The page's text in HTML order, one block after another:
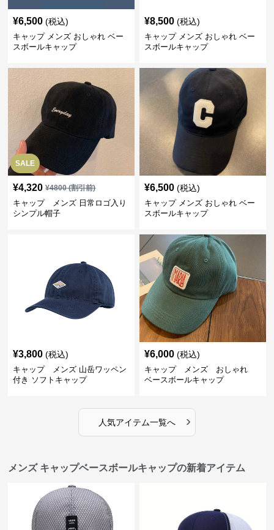
¥6,500 (税込)
キャップ メンズ おしゃれ ベー
スボールキャップ
¥8,500 (税込)
キャップ メンズ おしゃれ ベー
スボールキャップ
SALE
¥4,320 ¥4800(割引前)
キャップ メンズ 日常ロゴ入り
シンプル帽子
¥6,500 (税込)
キャップ メンズ おしゃれ ベー
スボールキャップ
¥3,800 (税込)
キャップ メンズ 山岳ワッペン
付き ソフトキャップ
¥6,000 (税込)
キャップ メンズ おしゃれ
ベースボールキャップ
人気アイテム一覧へ ›
メンズ キャップベースボールキャップの新着アイテム